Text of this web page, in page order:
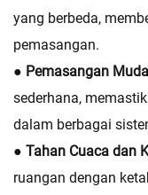
yang berbeda,
pemasangan.
● Pemasangan
sederhana,
dalam berbagai
● Tahan Cuaca dan
ruangan dengan